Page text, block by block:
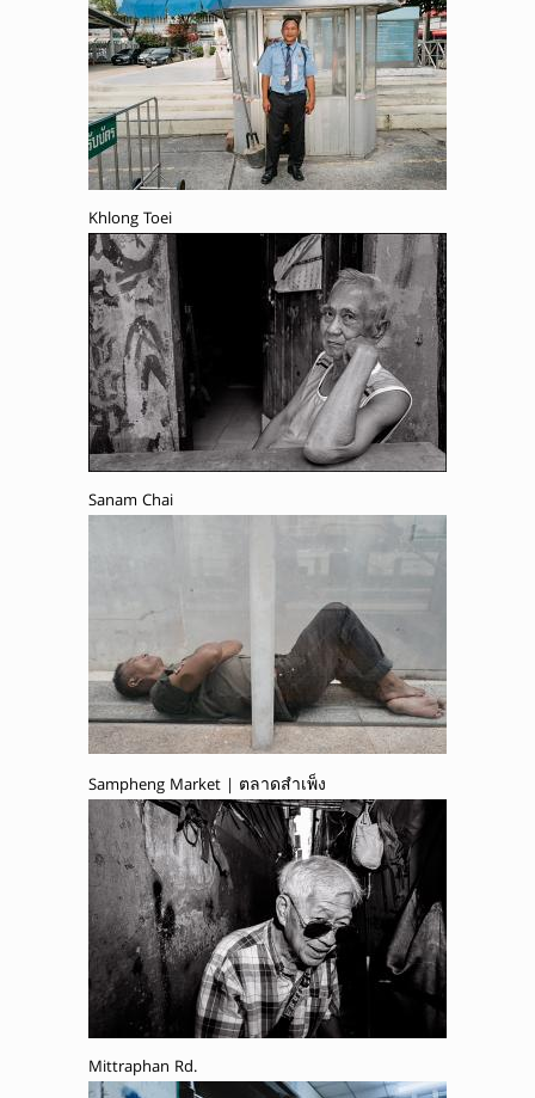
Khlong Toei
Sanam Chai
Sampheng Market | ตลาดสำเพ็ง
Mittraphan Rd.